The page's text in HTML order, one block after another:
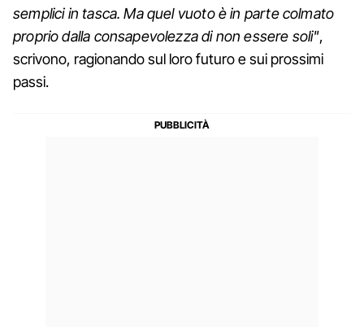
semplici in tasca. Ma quel vuoto è in parte colmato
proprio dalla consapevolezza di non essere soli",
scrivono, ragionando sul loro futuro e sui prossimi
passi.